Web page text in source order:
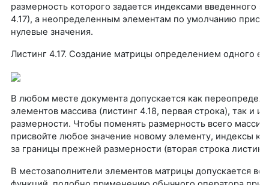
размерность которого задается индексами введенного
4.17), а неопределенным элементам по умолчанию
нулевые значения.
Листинг 4.17. Создание матрицы определением одного
В любом месте документа допускается как
элементов массива (листинг 4.18, первая строка), так и
размерности. Чтобы поменять размерность всего
присвойте любое значение новому элементу, индексы
за границы прежней размерности (вторая строка
В местозаполнители элементов матрицы допускается